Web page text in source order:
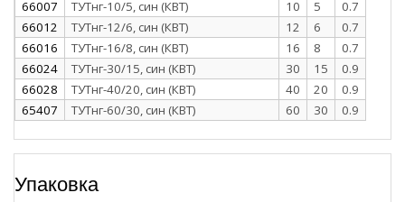
66007
ТУТнг-10/5, син (КВТ) 10 5
0.7
66012
ТУТнг-12/6, син (КВТ) 12 6
0.7
66016
ТУТнг-16/8, син (КВТ) 16 8
0.7
66024
ТУТнг-30/15, син (КВТ) 30 15
0.9
66028
ТУТнг-40/20, син (КВТ) 40 20
0.9
65407
ТУТнг-60/30, син (КВТ) 60 30 0.9
Упаковка